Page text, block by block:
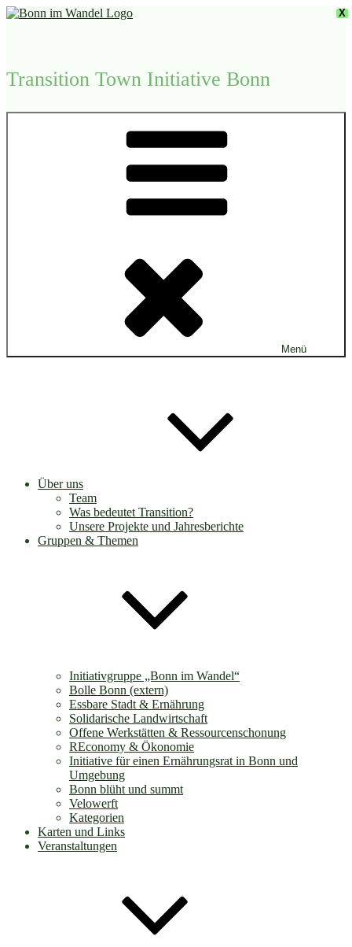
Zum
Transition Town Initiative Bonn
Menü
Über uns
Team
Was bedeutet Transition?
Unsere Projekte und Jahresberichte
Gruppen & Themen
Initiativgruppe „Bonn im Wandel“
Bolle Bonn (extern)
Essbare Stadt & Ernährung
Solidarische Landwirtschaft
Offene Werkstätten & Ressourcenschonung
REconomy & Ökonomie
Initiative für einen Ernährungsrat in Bonn und
Umgebung
Bonn blüht und summt
Velowerft
Kategorien
Karten und Links
Veranstaltungen
X